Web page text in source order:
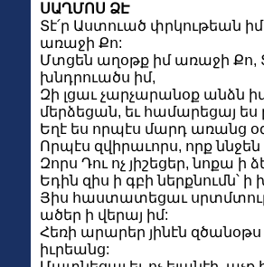
ՍԱՂՄՈՍ ՁԷ
Տէ՛ր Աստուած փրկութեան
առաջի Քո:
Մտցեն աղօթք իմ առաջի Քո,
խնդրուածս իմ,
Զի լցաւ չարչարանօք անձն
մերձեցան, եւ համարեցայ ես
Եղէ ես որպէս մարդ առանց
Որպէս զվիրաւորս, որք
Զորս Դու ոչ յիշեցեր, նոքա ի
Եդին զիս ի գբի ներքնումն՝
Յիս հաստատեցաւ
ածեր ի վերայ իմ:
Հեռի արարեր յինէն զծանօթս
իւրեանց: